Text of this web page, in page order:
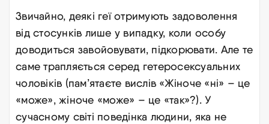
Звичайно, деякі геї отримують задоволення
від стосунків лише у випадку, коли особу
доводиться завойовувати, підкорювати. Але те
саме трапляється серед гетеросексуальних
чоловіків (пам’ятаєте вислів «Жіноче «ні» – це
«може», жіноче «може» – це «так»?). У
сучасному світі поведінка людини, яка не